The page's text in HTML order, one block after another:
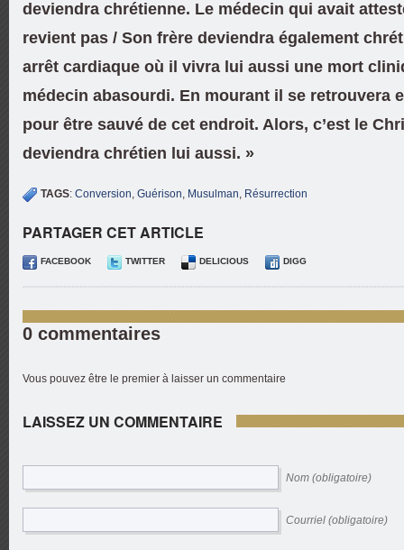
deviendra chrétienne. Le médecin qui avait
revient pas / Son frère deviendra également
arrêt cardiaque où il vivra lui aussi une mort
médecin abasourdi. En mourant il se retrouvera
pour être sauvé de cet endroit. Alors, c’est le
deviendra chrétien lui aussi. »
TAGS: Conversion, Guérison, Musulman, Résurrection
PARTAGER CET ARTICLE
FACEBOOK TWITTER DELICIOUS DIGG
0 commentaires
Vous pouvez être le premier à laisser un commentaire
LAISSEZ UN COMMENTAIRE
Nom (obligatoire)
Courriel (obligatoire)